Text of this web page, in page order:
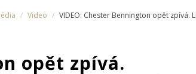
Video VIDEO: Chester Bennington opět zpívá.
opět zpívá.